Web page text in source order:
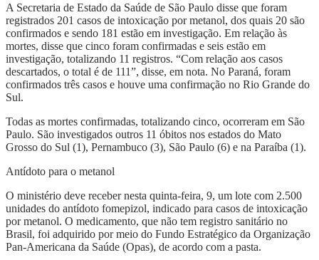
A Secretaria de Estado da Saúde de São Paulo disse que foram
registrados 201 casos de intoxicação por metanol, dos quais 20 são
confirmados e sendo 181 estão em investigação. Em relação às
mortes, disse que cinco foram confirmadas e seis estão em
investigação, totalizando 11 registros. “Com relação aos casos
descartados, o total é de 111”, disse, em nota. No Paraná, foram
confirmados três casos e houve uma confirmação no Rio Grande do
Sul.
Todas as mortes confirmadas, totalizando cinco, ocorreram em São
Paulo. São investigados outros 11 óbitos nos estados do Mato
Grosso do Sul (1), Pernambuco (3), São Paulo (6) e na Paraíba (1).
Antídoto para o metanol
O ministério deve receber nesta quinta-feira, 9, um lote com 2.500
unidades do antídoto fomepizol, indicado para casos de intoxicação
por metanol. O medicamento, que não tem registro sanitário no
Brasil, foi adquirido por meio do Fundo Estratégico da Organização
Pan-Americana da Saúde (Opas), de acordo com a pasta.